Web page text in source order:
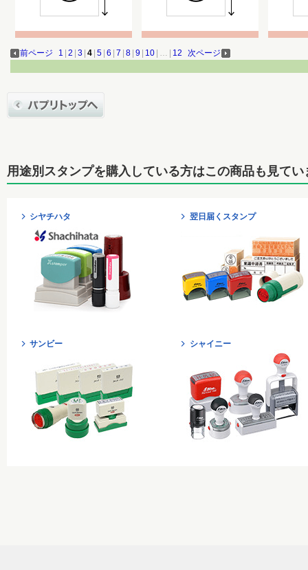
前ページ 1 2 3 4 5 6 7 8 9 10 … 12 次ページ
用途別スタンプを購入している方はこの商品も見てい
シヤチハタ 翌日届くスタンプ
サンビー シャイニー